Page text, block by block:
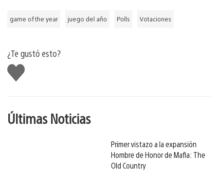
game of the year juego del año Polls Votaciones
¿Te gustó esto?
Me
gusta
Últimas Noticias
Primer vistazo a la expansión
Hombre de Honor de Mafia: The
Old Country